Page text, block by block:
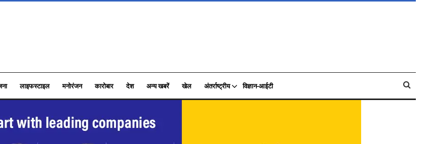
लाइफस्टाइल मनोरंजन कारोबार देश अन्य खबरें खेल अंतर्राष्ट्रीय विज्ञान-आईटी